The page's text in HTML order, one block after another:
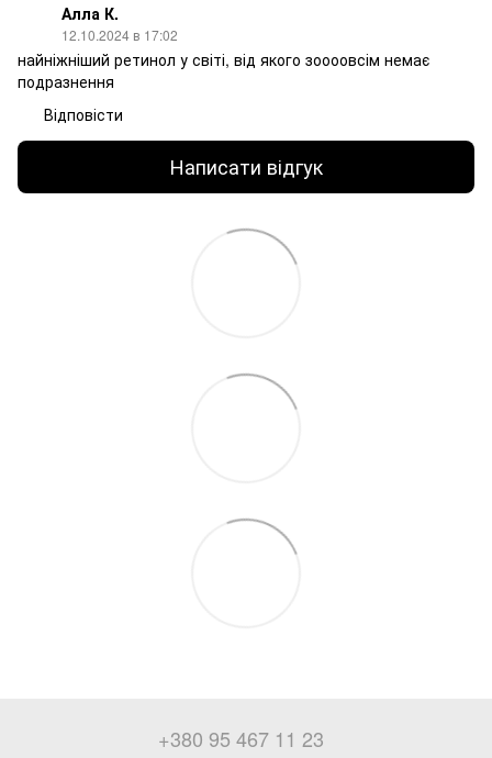
Алла К.
12.10.2024 в 17:02
найніжніший ретинол у світі, від якого зоооовсім немає
подразнення
Відповісти
Написати відгук
+380 95 467 11 23